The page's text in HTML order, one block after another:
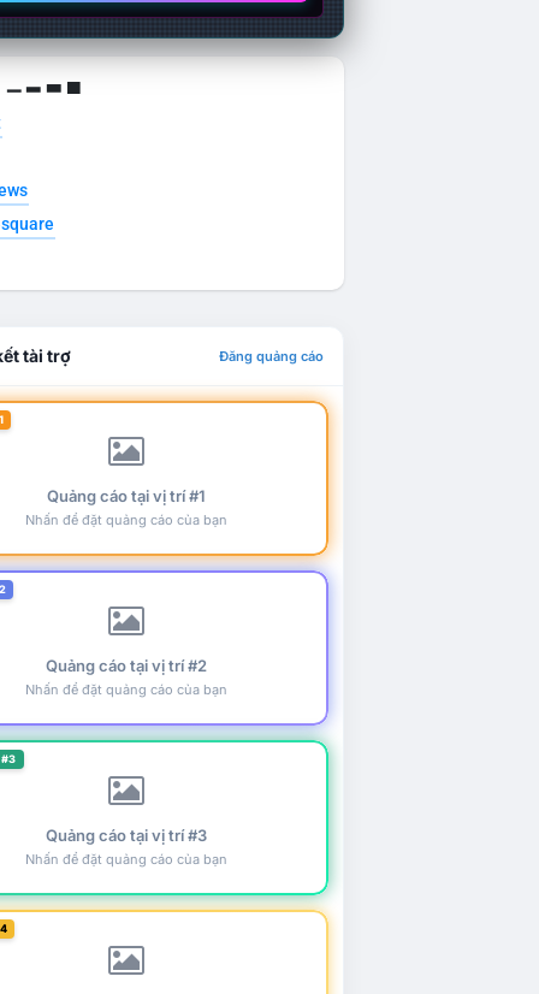
▁ ▂ ▃ ▄
tài trợ Đăng quảng cáo
Quảng cáo tại vị trí #1
Nhấn để đặt quảng cáo của bạn
Quảng cáo tại vị trí #2
Nhấn để đặt quảng cáo của bạn
Quảng cáo tại vị trí #3
Nhấn để đặt quảng cáo của bạn